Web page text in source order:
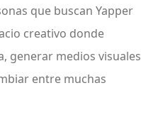
que buscan Yapper
creativo donde
generar medios visuales
entre muchas